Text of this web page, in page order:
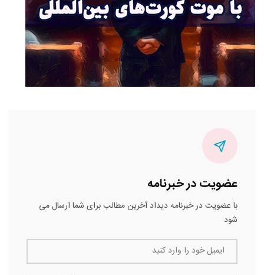
عضویت در خبرنامه
با عضویت در خبرنامه دیداد آخرین مطالب برای شما ارسال می
شود
ایمیل خود را وارد کنید